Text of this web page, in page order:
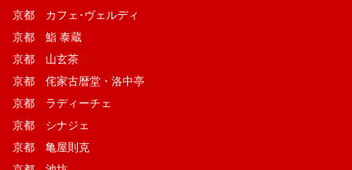
京都 カフェ･ヴェルディ
京都 鮨 泰蔵
京都 山玄茶
京都 侘家古暦堂・洛中亭
京都 ラディーチェ
京都 シナジェ
京都 亀屋則克